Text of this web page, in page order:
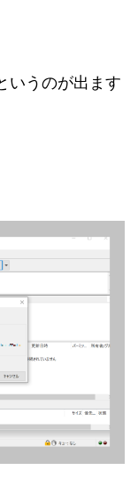
いうのが出ます